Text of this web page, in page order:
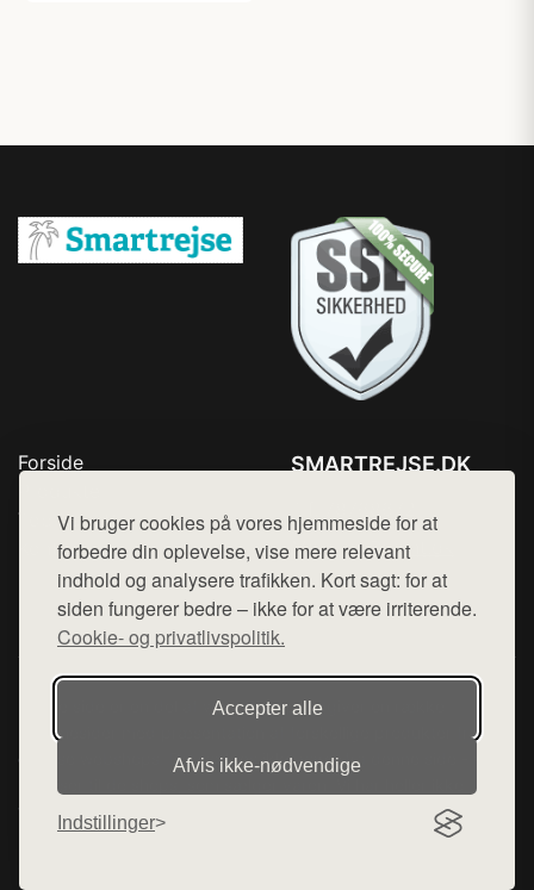
Vi bruger cookies på vores hjemmeside for at
forbedre din oplevelse, vise mere relevant
indhold og analysere trafikken. Kort sagt: for at
siden fungerer bedre – ikke for at være irriterende.
Cookie- og privatlivspolitik.
Accepter alle
Afvis ikke‑nødvendige
Indstillinger
Forside
Top Rabatter
Kontakt
SMARTREJSE.DK
Mail: hej@want.dk
Cookie- og privatlivspolitik
Denne side er en del af want.dk, der udgiver en række
hjemmesider med præsentation af forskellige produkter fra
diverse webshops. Der sælges ikke varer fra denne side - vi
henviser til de shops, som sælger varen. Vi har heller ikke
varerne på lager.